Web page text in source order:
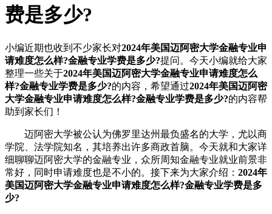
费是多少?
小编近期也收到不少家长对2024年美国迈阿密大学金融专业申
请难度怎么样?金融专业学费是多少?提问。今天小编就给大家
整理一些关于2024年美国迈阿密大学金融专业申请难度怎么
样?金融专业学费是多少?的内容，希望通过2024年美国迈阿密
大学金融专业申请难度怎么样?金融专业学费是多少?的内容帮
助到家长们！
迈阿密大学被公认为佛罗里达州最负盛名的大学，尤以商
学院、法学院知名，其培养出许多商政首脑。今天就和大家详
细聊聊迈阿密大学的金融专业，众所周知金融专业就业前景非
常好，同时申请难度也是不小的。接下来为大家介绍： 2024年
美国迈阿密大学金融专业申请难度怎么样?金融专业学费是多
少?